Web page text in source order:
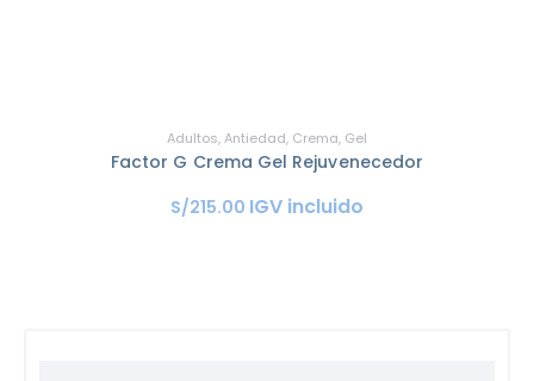
Adultos,Antiedad, Crema, Gel
Factor G Crema Gel Rejuvenecedor
S/215.00 IGV incluido